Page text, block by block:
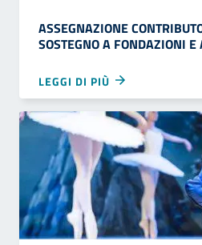
ASSEGNAZIONE
SOSTEGNO A FONDAZIONI
LEGGI DI PIÙ